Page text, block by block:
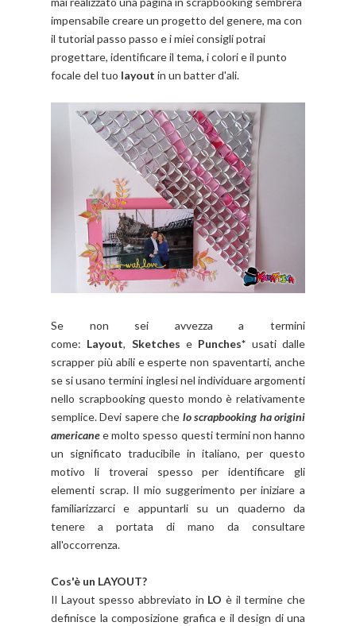
impensabile creare un progetto del genere, ma con
il tutorial passo passo e i miei consigli potrai
progettare, identificare il tema, i colori e il punto
focale del tuo layout in un batter d'ali.
Se non sei avvezza a termini
come: Layout, Sketchese Punches* usati dalle
scrapper più abili e esperte non spaventarti, anche
se si usano termini inglesi nel individuare argomenti
nello scrapbooking questo mondo è relativamente
semplice. Devi sapere che lo scrapbooking ha origini
americanee molto spesso questi termini non hanno
un significato traducibile in italiano, per questo
motivo li troverai spesso per identificare gli
elementi scrap. Il mio suggerimento per iniziare a
familiarizzarci e appuntarli su un quaderno da
tenere a portata di mano da consultare
all'occorrenza.
Cos'è un LAYOUT?
Il Layout spesso abbreviato in LOè il termine che
definisce la composizione grafica e il design di una